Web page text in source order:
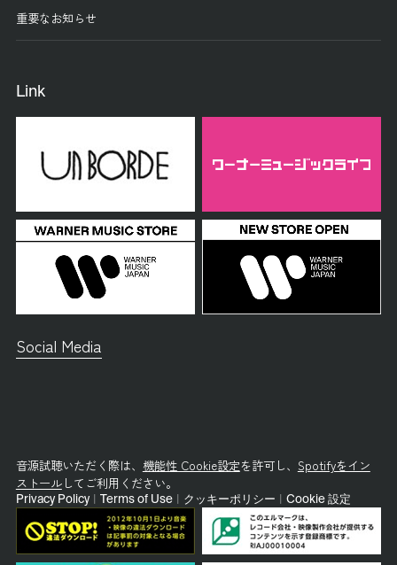
重要なお知らせ
Link
Social Media
音源試聴いただく際は、 機能性 Cookie設定を許可し、 Spotifyをイン
ストールしてご利用ください。
Privacy Policy Terms of Use クッキーポリシー Cookie 設定